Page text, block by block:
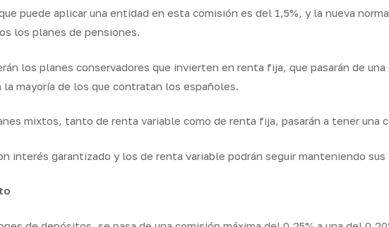
puede aplicar una entidad en esta comisión es del 1,5%, y la nueva
los planes de pensiones.
los planes conservadores que invierten en renta fija, que pasarán de
mayoría de los que contratan los españoles.
mixtos, tanto de renta variable como de renta fija, pasarán a tener una
interés garantizado y los de renta variable podrán seguir manteniendo sus